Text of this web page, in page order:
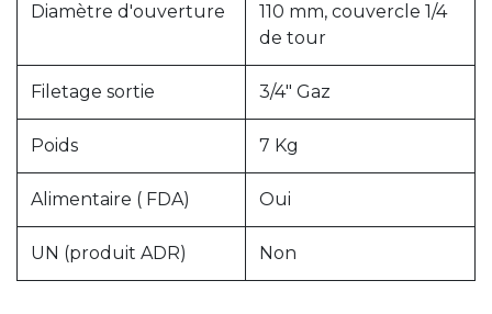
Diamètre d'ouverture
110 mm, couvercle 1/4
de tour
Filetage sortie 3/4" Gaz
Poids 7 Kg
Alimentaire ( FDA) Oui
UN (produit ADR) Non